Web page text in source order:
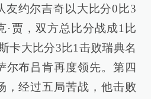
友约尔吉奇以大比分0比3
·贾，双方总比分战成1比
卡大比分3比1击败瑞典名
尔布吕肯再度领先。第四
，经过五局苦战，他击败